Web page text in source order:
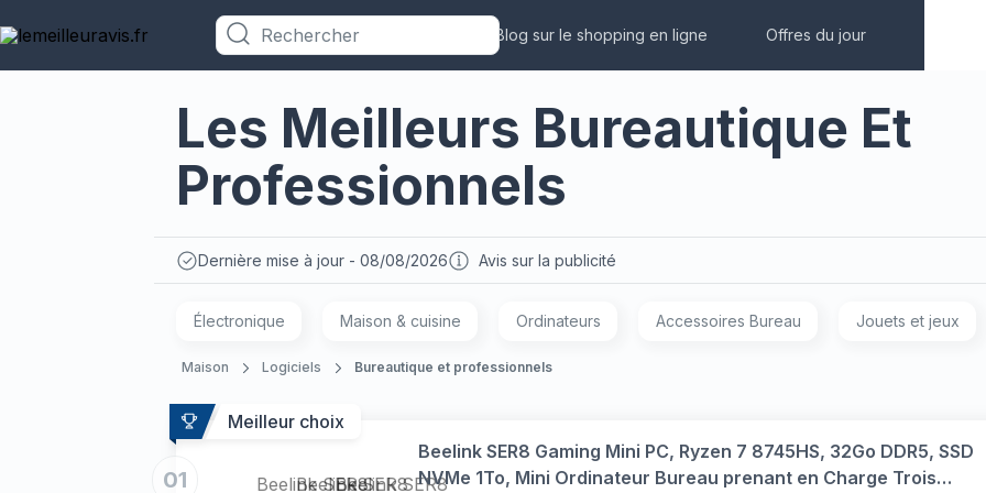
Catégories Blog sur le shopping en ligne Offres du jour
Les Meilleurs Bureautique Et
Professionnels
Avis sur la publicité
Dernière mise à jour - 08/08/2026
Électronique Maison & cuisine Ordinateurs Accessoires Bureau Jouets et jeux
Maison Logiciels Bureautique et professionnels
Meilleur choix
01
Beelink SER8
Beelink SER8
Beelink SER8
Beelink SER8 Gaming Mini PC, Ryzen 7 8745HS, 32Go DDR5, SSD
NVMe 1To, Mini Ordinateur Bureau prenant en Charge Trois